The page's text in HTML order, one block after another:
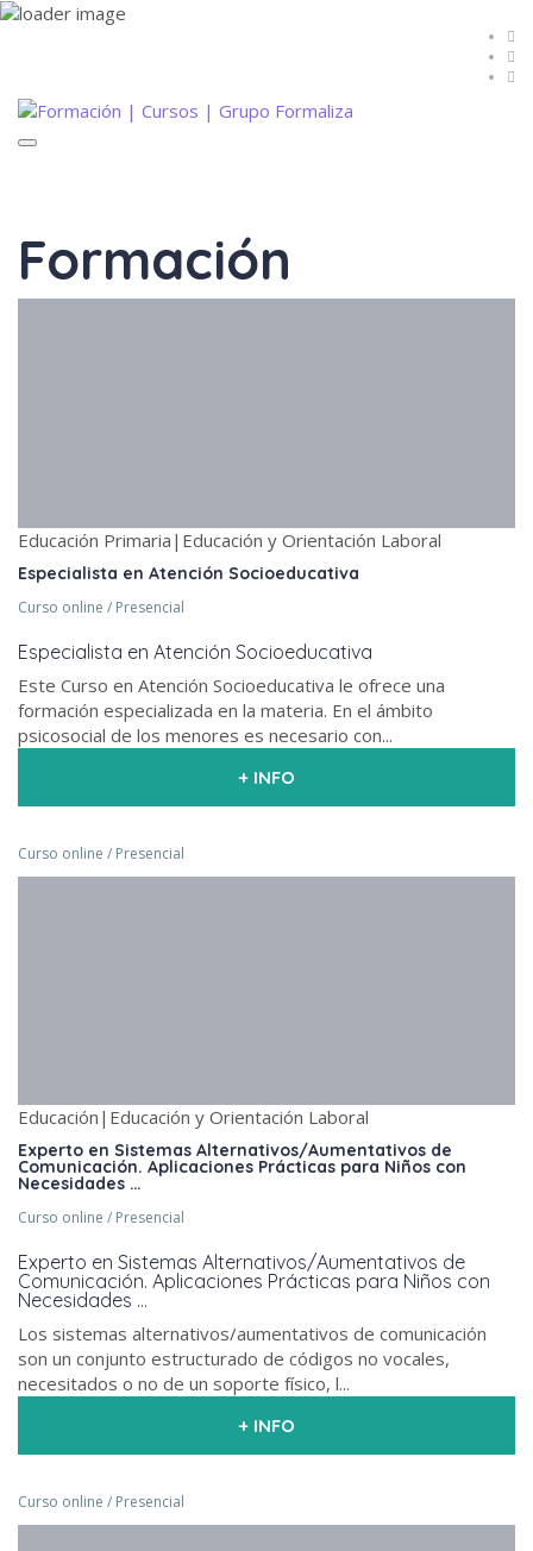
Toggle
Formación
Educación Primaria|Educación y Orientación Laboral
Especialista en Atención Socioeducativa
Curso online / Presencial
Especialista en Atención Socioeducativa
Este Curso en Atención Socioeducativa le ofrece una
formación especializada en la materia. En el ámbito
psicosocial de los menores es necesario con...
+ INFO
Curso online / Presencial
Educación|Educación y Orientación Laboral
Experto en Sistemas Alternativos/Aumentativos de
Comunicación. Aplicaciones Prácticas para Niños con
Necesidades …
Curso online / Presencial
Experto en Sistemas Alternativos/Aumentativos de
Comunicación. Aplicaciones Prácticas para Niños con
Necesidades …
Los sistemas alternativos/aumentativos de comunicación
son un conjunto estructurado de códigos no vocales,
necesitados o no de un soporte físico, l...
+ INFO
Curso online / Presencial